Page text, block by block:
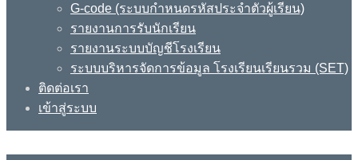
G-code (ระบบกำหนดรหัสประจำตัวผู้เรียน)
รายงานการรับนักเรียน
รายงานระบบบัญชีโรงเรียน
ระบบบริหารจัดการข้อมูล โรงเรียนเรียนรวม (SET)
ติดต่อเรา
เข้าสู่ระบบ